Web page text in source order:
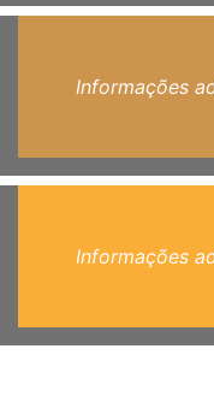
Informações
Informações